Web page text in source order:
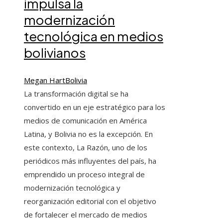
modernización
tecnológica en medios
bolivianos
Megan HartBolivia
La transformación digital se ha
convertido en un eje estratégico para los
medios de comunicación en América
Latina, y Bolivia no es la excepción. En
este contexto, La Razón, uno de los
periódicos más influyentes del país, ha
emprendido un proceso integral de
modernización tecnológica y
reorganización editorial con el objetivo
de fortalecer el mercado de medios